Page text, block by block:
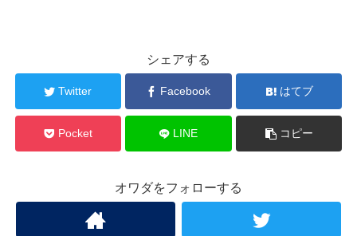
シェアする
Twitter Facebook はてブ
Pocket LINE コピー
オワダをフォローする